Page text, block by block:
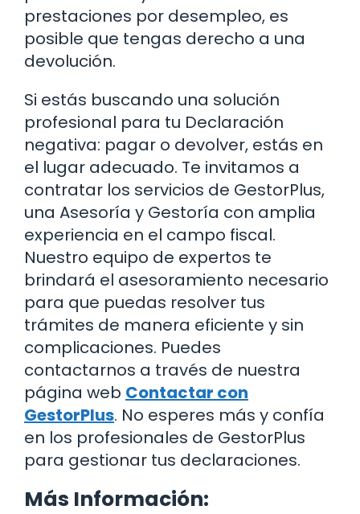
prestaciones por desempleo, es
posible que tengas derecho a una
devolución.
Si estás buscando una solución
profesional para tu Declaración
negativa: pagar o devolver, estás en
el lugar adecuado. Te invitamos a
contratar los servicios de GestorPlus,
una Asesoría y Gestoría con amplia
experiencia en el campo fiscal.
Nuestro equipo de expertos te
brindará el asesoramiento necesario
para que puedas resolver tus
trámites de manera eficiente y sin
complicaciones. Puedes
contactarnos a través de nuestra
página web Contactar con
GestorPlus. No esperes más y confía
en los profesionales de GestorPlus
para gestionar tus declaraciones.
Más Información: